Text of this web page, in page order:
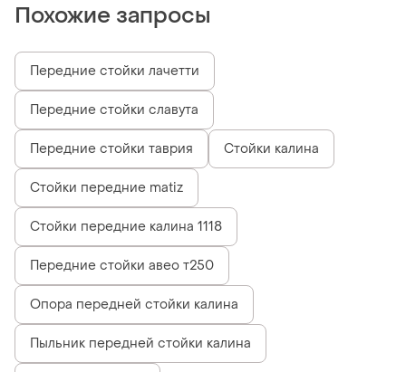
Похожие запросы
Передние стойки лачетти
Передние стойки славута
Передние стойки таврия Стойки калина
Стойки передние matiz
Стойки передние калина 1118
Передние стойки авео т250
Опора передней стойки калина
Пыльник передней стойки калина